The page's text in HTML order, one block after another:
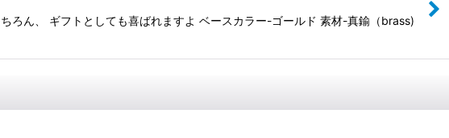
ろん、 ギフトとしても喜ばれますよ ベースカラー-ゴールド 素材-真鍮（brass)